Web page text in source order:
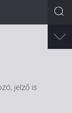
jelző is